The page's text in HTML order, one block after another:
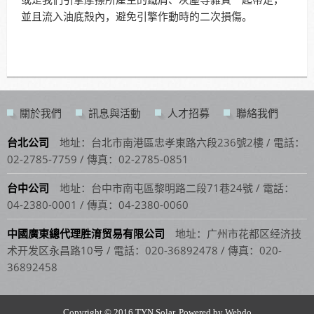
並且流入油底殼內，避免引擎作動時的二次損傷。
關於我們 訊息與活動 人才招募 聯絡我們
台北公司 地址：台北市南港區忠孝東路六段236號2樓 / 電話：
02-2785-7759 / 傳真：02-2785-0851
台中公司 地址：台中市南屯區黎明路二段71巷24號 / 電話：
04-2380-0001 / 傳真：04-2380-0060
中國廣東總代理胜淯贸易有限公司 地址：广州市花都区经济技
术开发区永昌路10号 / 電話：020-36892478 / 傳真：020-
36892458